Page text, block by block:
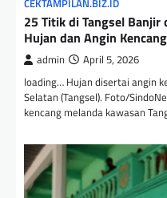
CEKTAMPILAN.BIZ.ID
25 Titik di Tangsel
Hujan dan Angin Kencang
admin April 5, 2026
loading… Hujan disertai angin
Selatan (Tangsel). Foto/
kencang melanda kawasan